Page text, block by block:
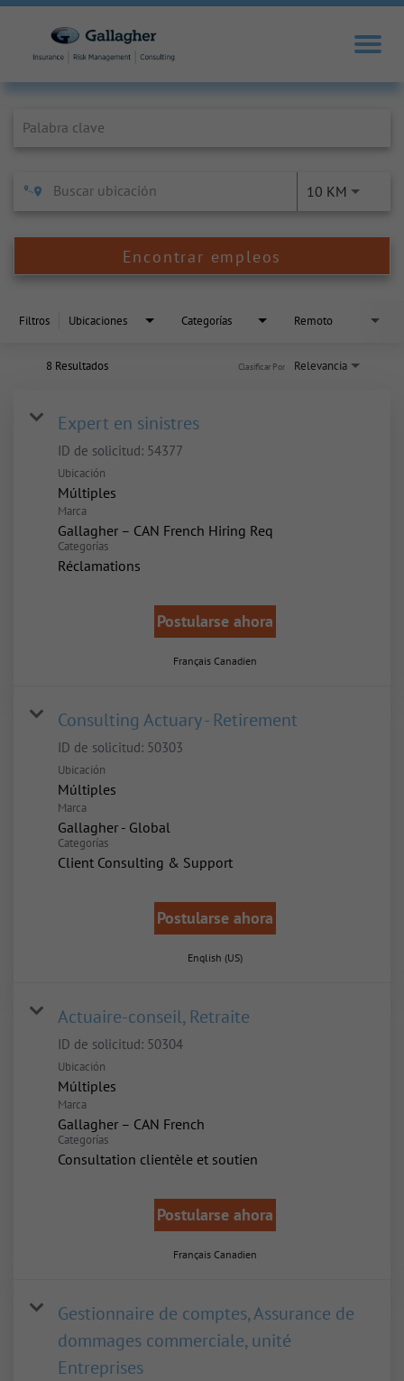
10 KM
Encontrar empleos
Filtros Ubicaciones Categorías Remoto
8 Resultados Relevancia
Clasificar Por
Expert en sinistres
ID de solicitud: 54377
Ubicación
Múltiples
Marca
Gallagher – CAN French Hiring Req
Categorías
Réclamations
Postularse ahora
Français Canadien
Consulting Actuary - Retirement
ID de solicitud: 50303
Ubicación
Múltiples
Marca
Gallagher - Global
Categorías
Client Consulting & Support
Postularse ahora
English (US)
Actuaire-conseil, Retraite
ID de solicitud: 50304
Ubicación
Múltiples
Marca
Gallagher – CAN French
Categorías
Consultation clientèle et soutien
Postularse ahora
Français Canadien
Gestionnaire de comptes, Assurance de
dommages commerciale, unité
Entreprises